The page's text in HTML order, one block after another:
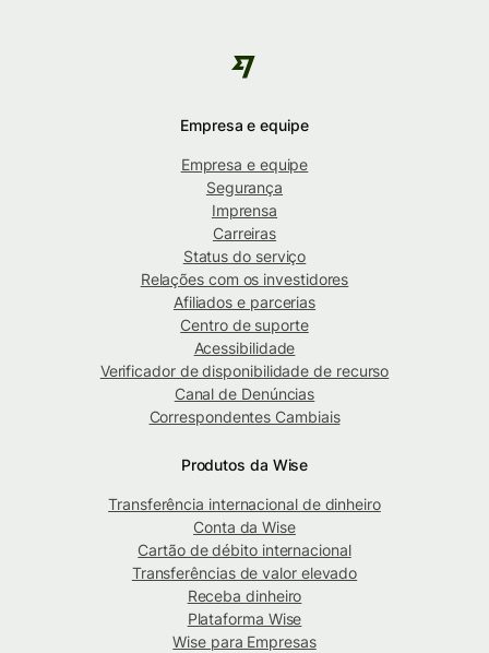
Empresa e equipe
Empresa e equipe
Segurança
Imprensa
Carreiras
Status do serviço
Relações com os investidores
Afiliados e parcerias
Centro de suporte
Acessibilidade
Verificador de disponibilidade de recurso
Canal de Denúncias
Correspondentes Cambiais
Produtos da Wise
Transferência internacional de dinheiro
Conta da Wise
Cartão de débito internacional
Transferências de valor elevado
Receba dinheiro
Plataforma Wise
Wise para Empresas